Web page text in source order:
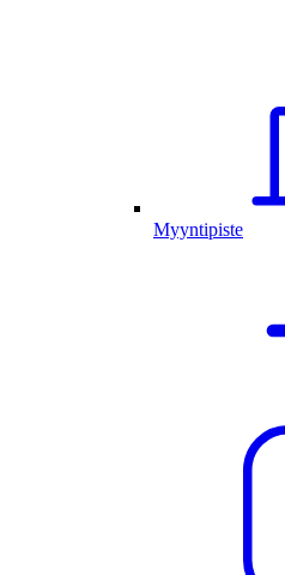
Myyntipiste